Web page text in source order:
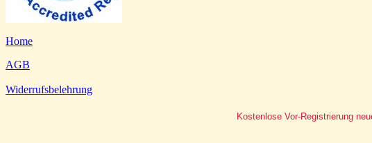
Home
AGB
Widerrufsbelehrung
Kostenlose Vor-Registrierung